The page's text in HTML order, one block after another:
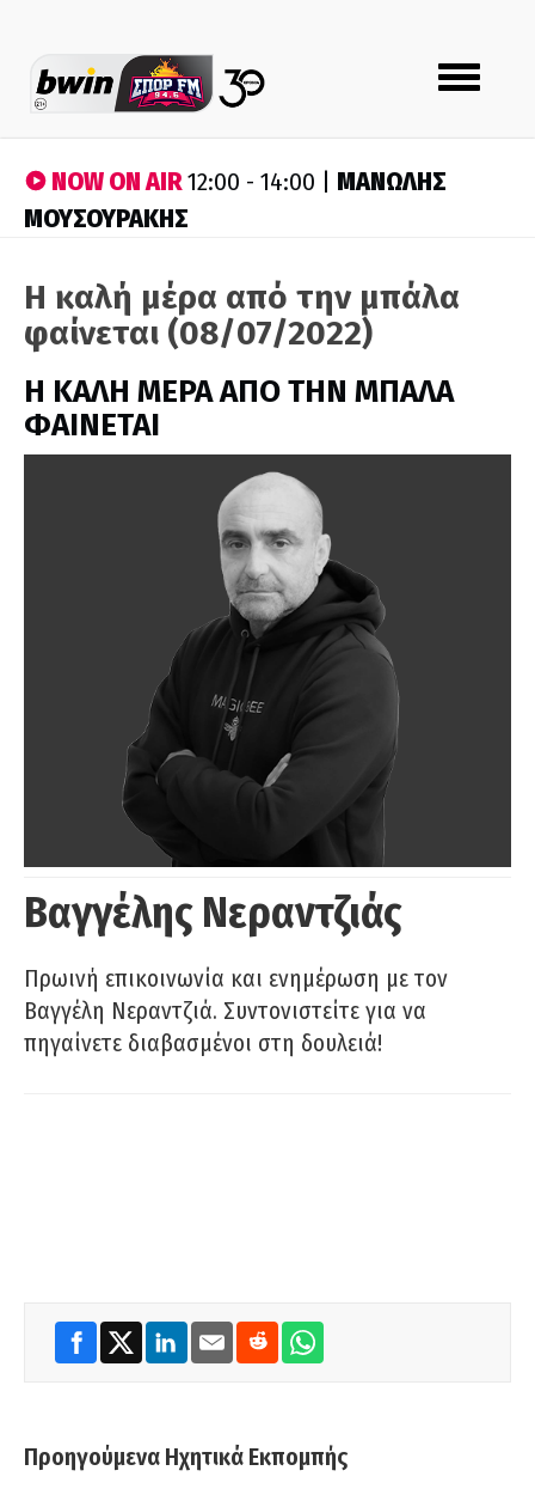
Toggle
navigation
NOW ON AIR12:00 - 14:00 | ΜΑΝΩΛΗΣ
ΜΟΥΣΟΥΡΑΚΗΣ
Η καλή μέρα από την μπάλα
φαίνεται (08/07/2022)
H ΚΑΛΗ ΜΕΡΑ ΑΠΟ ΤΗΝ ΜΠΑΛΑ
ΦΑΙΝΕΤΑΙ
Βαγγέλης Νεραντζιάς
Πρωινή επικοινωνία και ενημέρωση με τον
Βαγγέλη Νεραντζιά. Συντονιστείτε για να
πηγαίνετε διαβασμένοι στη δουλειά!
Προηγούμενα Ηχητικά Εκπομπής